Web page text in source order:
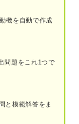
分を採用するベネ
接官が評価するポ
機を自動で作成
問題をこれ1つで
と模範解答をま